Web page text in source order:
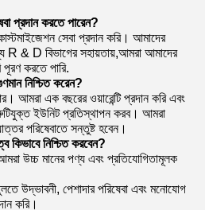
প্রদান করতে পারেন?
সেবা প্রদান করি। আমাদের
R & D বিভাগের সহায়তায়,আমরা আমাদের
পূরণ করতে পারি.
নিশ্চিত করেন?
আমরা এক বছরের ওয়ারেন্টি প্রদান করি এবং
ইউনিট প্রতিস্থাপন করব। আমরা
পরিষেবাতে সন্তুষ্ট হবেন।
কিভাবে নিশ্চিত করবেন?
উচ্চ মানের পণ্য এবং প্রতিযোগিতামূলক
উদ্ভাবনী, পেশাদার পরিষেবা এবং মনোযোগ
করি।